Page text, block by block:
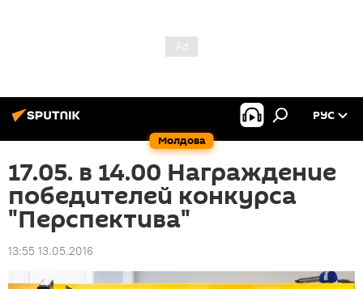
Молдова
РУС
17.05. в 14.00 Награждение
победителей конкурса
"Перспектива"
13:55 13.05.2016